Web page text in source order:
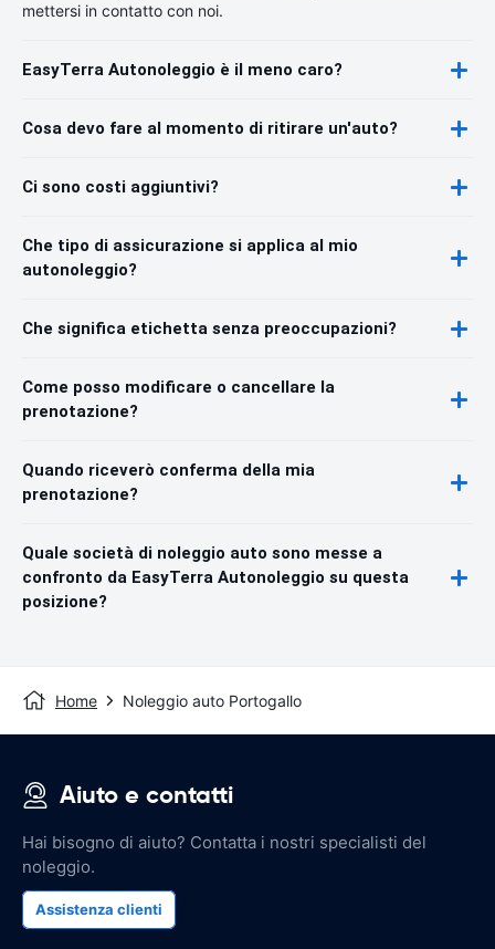
mettersi in contatto con noi.
EasyTerra Autonoleggio è il meno caro?
Cosa devo fare al momento di ritirare un'auto?
Ci sono costi aggiuntivi?
Che tipo di assicurazione si applica al mio
autonoleggio?
Che significa etichetta senza preoccupazioni?
Come posso modificare o cancellare la
prenotazione?
Quando riceverò conferma della mia
prenotazione?
Quale società di noleggio auto sono messe a
confronto da EasyTerra Autonoleggio su questa
posizione?
Home Noleggio auto Portogallo
Aiuto e contatti
Hai bisogno di aiuto? Contatta i nostri specialisti del
noleggio.
Assistenza clienti